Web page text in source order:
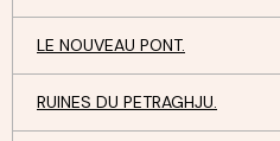
LE NOUVEAU PONT.
RUINES DU PETRAGHJU.